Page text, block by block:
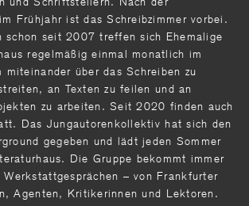
Frühjahr ist das Schreibzimmer vorbei.
schon seit 2007 treffen sich Ehemalige
regelmäßig einmal monatlich im
miteinander über das Schreiben zu
an Texten zu feilen und an
zu arbeiten. Seit 2020 finden auch
Das Jungautorenkollektiv hat sich den
gegeben und lädt jeden Sommer
Die Gruppe bekommt immer
Werkstattgesprächen – von Frankfurter
Agenten, Kritikerinnen und Lektoren.